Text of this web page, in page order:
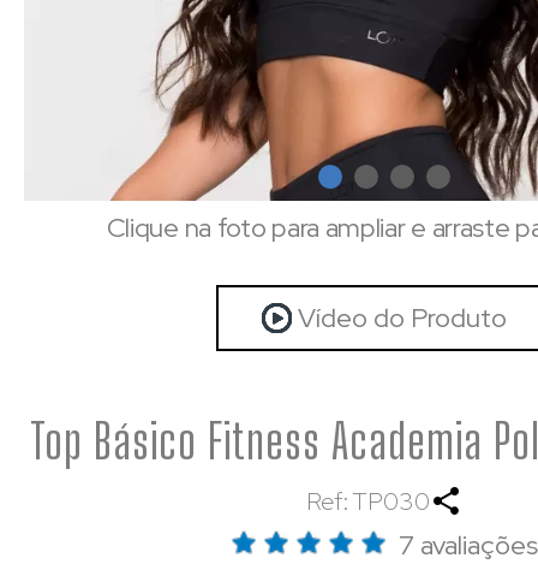
Clique na foto para ampliar e arraste
Vídeo do Produto
Top Básico Fitness Academia
Ref: TP030
7 avaliações